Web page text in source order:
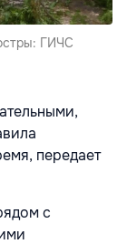
ГИЧС
передает
с